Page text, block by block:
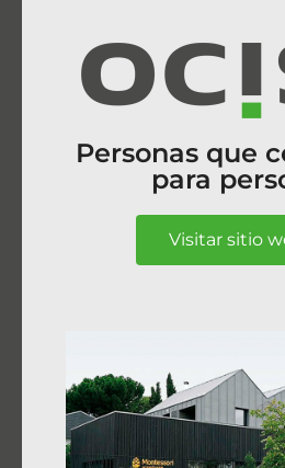
Personas que
para
Visitar sitio